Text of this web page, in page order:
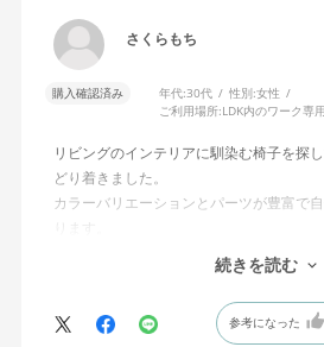
さくらもち
購入確認済み 年代:30代 性別:女性
ご利用場所:LDK内のワーク専
リビングのインテリアに馴染む椅子を探
どり着きました。
カラーバリエーションとパーツが豊富で
オフィスチェアにしては比較的コンパク
した、座り心地も良く大変気に入っていま
今回どうしても欲しい色の組み合わせが
購入しましたが、欲を言えば稼働肘バー
続きを読む
参考になった